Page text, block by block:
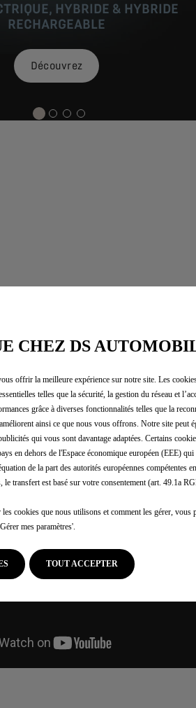
HYBRIDE & HYBRIDE
RECHARGEABLE
Découvrez
CHEZ DS
offrir la meilleure expérience sur notre site. Les
telles que la sécurité, la gestion du réseau et
grâce à diverses fonctionnalités telles que la
ainsi ce que nous vous offrons. Notre site peut
qui vous sont davantage adaptées. Certains
en dehors de l'Espace économique européen (EEE) qui
de la part des autorités européennes compétentes
le transfert est basé sur votre consentement (art. 49.1a
cookies que nous utilisons et comment les gérer, vous
mes paramètres'.
TOUT ACCEPTER